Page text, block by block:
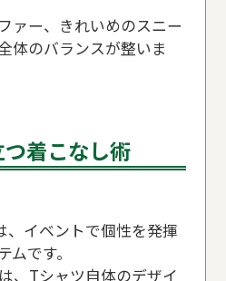
ァー、きれいめのスニー
体のバランスが整いま
着こなし術
、イベントで個性を発揮
です。
、Tシャツ自体のデザイ